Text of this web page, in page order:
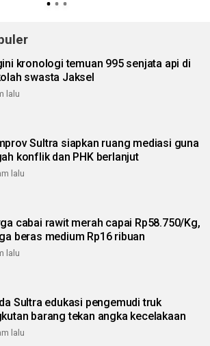
kronologi temuan 995 senjata api di
swasta Jaksel
lalu
Sultra siapkan ruang mediasi guna
konflik dan PHK berlanjut
lalu
cabai rawit merah capai Rp58.750/Kg,
beras medium Rp16 ribuan
lalu
Sultra edukasi pengemudi truk
barang tekan angka kecelakaan
lalu